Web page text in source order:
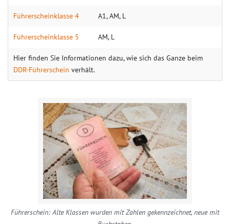
Führerscheinklasse 4 A1, AM, L
Führerscheinklasse 5 AM, L
Hier finden Sie Informationen dazu, wie sich das Ganze beim
DDR-Führerschein verhält.
Führerschein: Alte Klassen wurden mit Zahlen gekennzeichnet, neue mit